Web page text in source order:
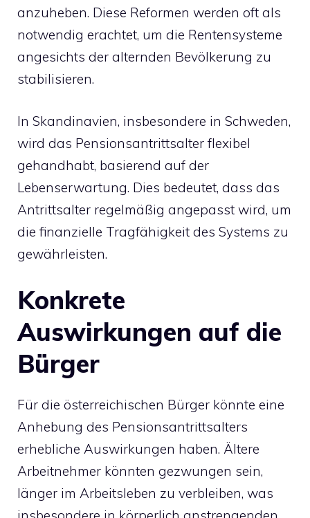
anzuheben. Diese Reformen werden oft als
notwendig erachtet, um die Rentensysteme
angesichts der alternden Bevölkerung zu
stabilisieren.
In Skandinavien, insbesondere in Schweden,
wird das Pensionsantrittsalter flexibel
gehandhabt, basierend auf der
Lebenserwartung. Dies bedeutet, dass das
Antrittsalter regelmäßig angepasst wird, um
die finanzielle Tragfähigkeit des Systems zu
gewährleisten.
Konkrete
Auswirkungen auf die
Bürger
Für die österreichischen Bürger könnte eine
Anhebung des Pensionsantrittsalters
erhebliche Auswirkungen haben. Ältere
Arbeitnehmer könnten gezwungen sein,
länger im Arbeitsleben zu verbleiben, was